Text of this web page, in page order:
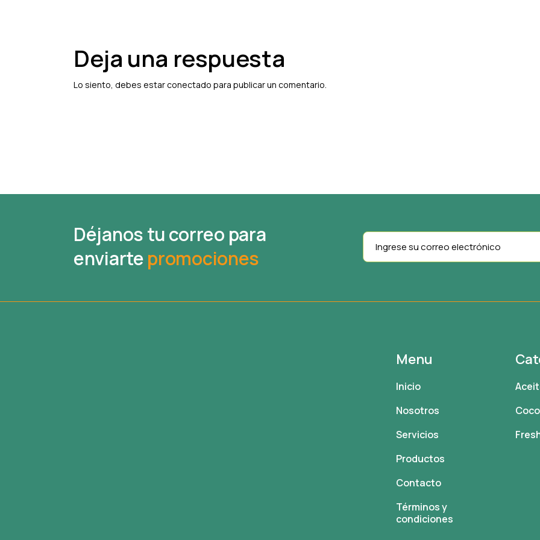
Deja una respuesta
Lo siento, debes estarconectado para publicar un comentario.
Déjanos tu correo para
enviartepromociones
Menu
Inicio
Nosotros
Servicios
Productos
Contacto
Términos y
condiciones